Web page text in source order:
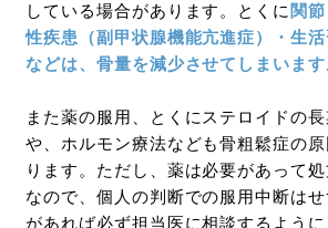
している場合があります。とくに 関
性疾患（副甲状腺機能亢進症）・生活
などは、骨量を減少させてしまいます
また薬の服用、とくにステロイドの
や、ホルモン療法なども骨粗鬆症の
ります。ただし、薬は必要があって
なので、個人の判断での服用中断は
があれば必ず担当医に相談するように